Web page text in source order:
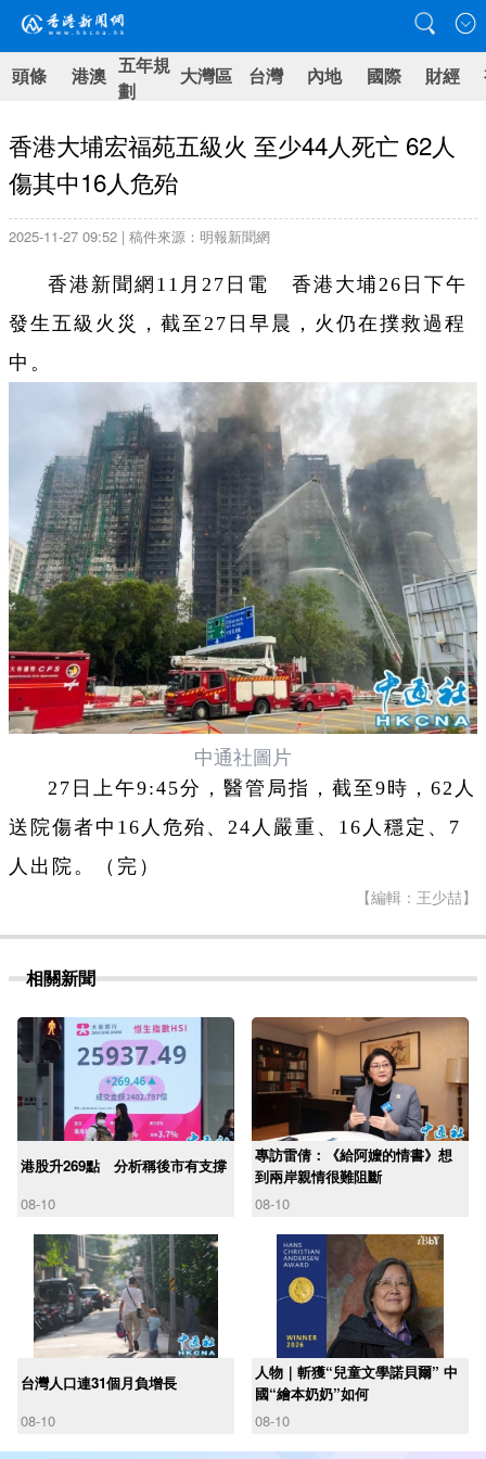
頭條 港澳 五年規
劃
大灣區 台灣 內地 國際 財經
香港大埔宏福苑五級火 至少44人死亡 62人
傷其中16人危殆
2025-11-27 09:52 | 稿件來源：明報新聞網
香港新聞網11月27日電 香港大埔26日下午
發生五級火災，截至27日早晨，火仍在撲救過程
中。
中通社圖片
27日上午9:45分，醫管局指，截至9時，62人
送院傷者中16人危殆、24人嚴重、16人穩定、7
人出院。（完）
【編輯：王少喆】
相關新聞
港股升269點 分析稱後市有支撐
08-10
專訪雷倩：《給阿嬤的情書》想
到兩岸親情很難阻斷
08-10
台灣人口連31個月負增長
08-10
人物｜斬獲“兒童文學諾貝爾” 中
國“繪本奶奶”如何
08-10